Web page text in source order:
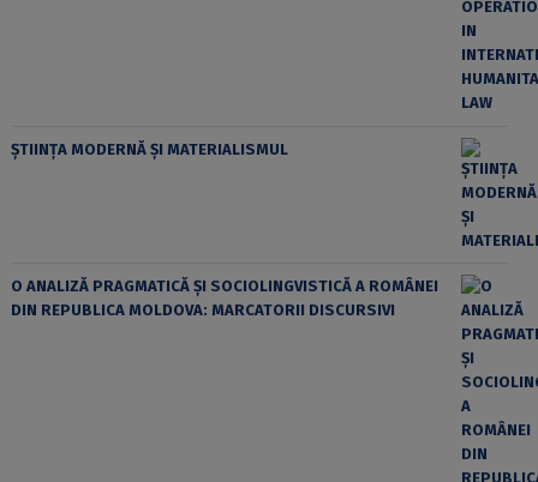
ȘTIINȚA MODERNĂ ȘI MATERIALISMUL
O ANALIZĂ PRAGMATICĂ ȘI SOCIOLINGVISTICĂ A ROMÂNEI
DIN REPUBLICA MOLDOVA: MARCATORII DISCURSIVI